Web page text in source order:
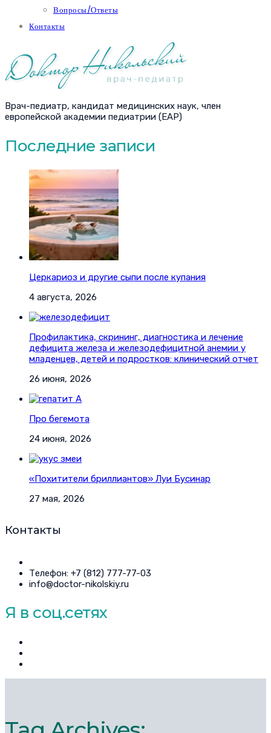
Вопросы/Ответы
Контакты
Врач-педиатр, кандидат медицинских наук, член
европейской академии педиатрии (EAP)
Последние записи
Церкариоз и другие сыпи после купания
4 августа, 2026
Профилактика, скрининг, диагностика и лечение
дефицита железа и железодефицитной анемии у
младенцев, детей и подростков: клинический отчет
26 июня, 2026
Про бегемота
24 июня, 2026
«Похитители бриллиантов» Луи Бусинар
27 мая, 2026
Контакты
Телефон: +7 (812) 777-77-03
info@doctor-nikolskiy.ru
Я в соц.сетях